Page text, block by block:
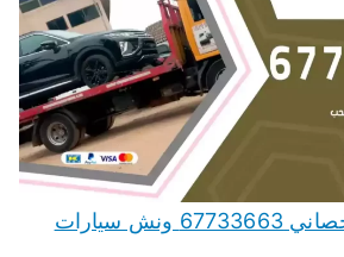
ونش سيارات ابوالحصاني 67733663 ونش سيارات